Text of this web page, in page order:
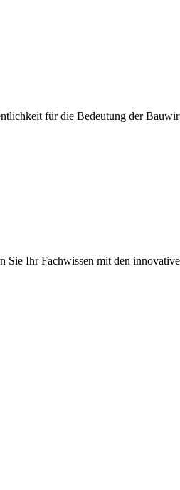
für die Bedeutung der
Ihr Fachwissen mit den